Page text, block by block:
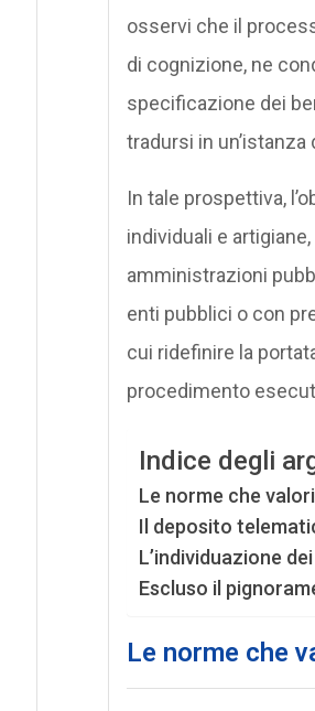
osservi che il
di cognizione, ne
specificazione dei
tradursi in
In tale prospettiva,
individuali e
amministrazioni
enti pubblici o con
cui ridefinire la
procedimento
Indice degli
Le norme che
Il deposito
L’individuazione
Escluso il
Le norme che